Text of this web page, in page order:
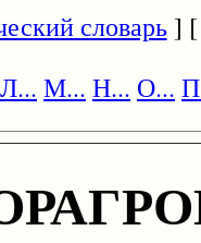
словарь] [
Л... М... Н... О...